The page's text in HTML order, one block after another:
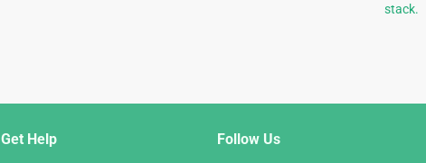
stack.
Get Help Follow Us